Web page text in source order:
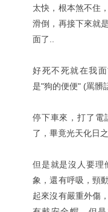
太快，根本煞不住
滑倒，再接下來就
面了..
好死不死就在我
是"狗的便便" (罵髒
停下車來，打了電
了，畢竟光天化日
但是就是沒人要理
象，還有呼吸，頸
起來沒有嚴重外傷